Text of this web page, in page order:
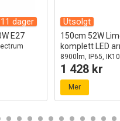
dager
E27
Utsolgt
150cm 52W
komplett LED
8900lm, IP65,
gjennomkoblet
1 428 kr
Mer